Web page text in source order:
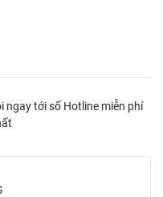
ngay tới số Hotline miễn phí